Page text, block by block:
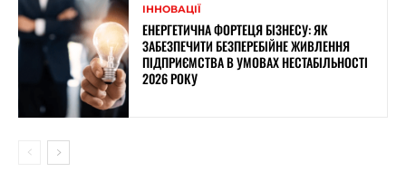
ІННОВАЦІЇ
ЕНЕРГЕТИЧНА ФОРТЕЦЯ БІЗНЕСУ: ЯК
ЗАБЕЗПЕЧИТИ БЕЗПЕРЕБІЙНЕ ЖИВЛЕННЯ
ПІДПРИЄМСТВА В УМОВАХ НЕСТАБІЛЬНОСТІ
2026 РОКУ